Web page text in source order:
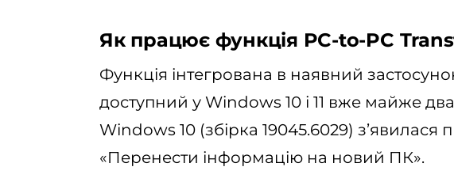
Як працює функція PC-to-PC
Функція інтегрована в наявний
доступний у Windows 10 і 11 вже майже
Windows 10 (збірка 19045.6029) з’явилася
«Перенести інформацію на новий ПК».